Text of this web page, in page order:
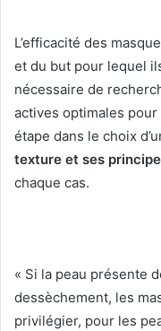
L’efficacité des
et du but pour lequel
nécessaire de
actives optimales
étape dans le choix
texture et ses
chaque cas.
« Si la peau présente
dessèchement, les
privilégier, pour les